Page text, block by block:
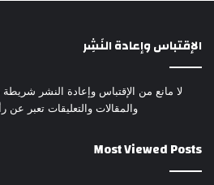
الإقتباس وإعادة النَشِر
لا مانع من الإقتباس وإعادة النشر
والمقالات والتعليقات تعبر عن
Most Viewed Posts